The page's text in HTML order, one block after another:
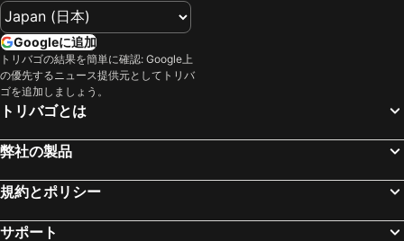
Googleに追加
トリバゴの結果を簡単に確認: Google上
の優先するニュース提供元としてトリバ
ゴを追加しましょう。
トリバゴとは
弊社の製品
規約とポリシー
サポート